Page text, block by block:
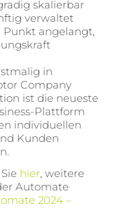
skalierbar
verwaltet
angelangt,
in
Company
ist die neueste
Plattform
individuellen
Kunden
hier, weitere
Automate
2024 –